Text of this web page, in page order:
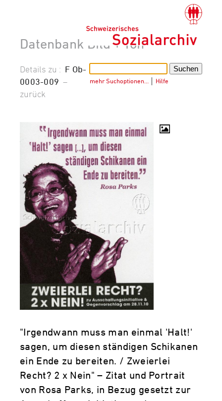
Datenbank Bild + Ton
mehr Suchoptionen… Hilfe
Details zu : F Ob-
0003-009 –
zurück
"Irgendwann muss man einmal 'Halt!'
sagen, um diesen ständigen Schikanen
ein Ende zu bereiten. / Zweierlei
Recht? 2 x Nein" – Zitat und Portrait
von Rosa Parks, in Bezug gesetzt zur